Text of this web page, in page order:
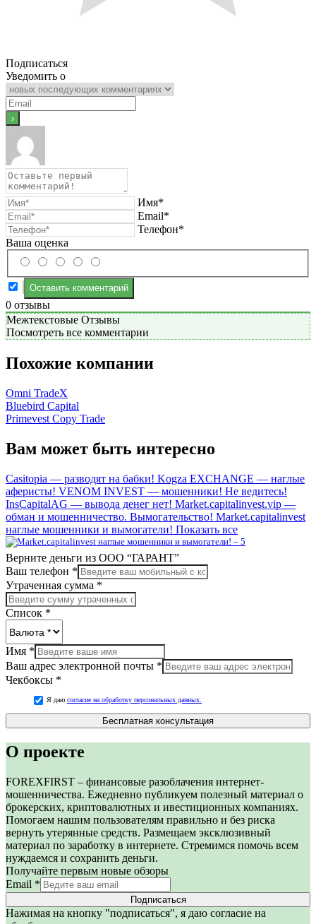
Подписаться
Уведомить о
Имя*
Email*
Телефон*
Ваша оценка
0 отзывы
Межтекстовые Отзывы
Посмотреть все комментарии
Похожие компании
Omni TradeX
Bluebird Capital
Primevest Copy Trade
Вам может быть интересно
Casitopia — разводят на бабки! Kogza EXCHANGE — наглые
аферисты! VENOM INVEST — мошенники! Не ведитесь!
InsCapitalAG — вывода денег нет! Market.capitalinvest.vip —
обман и мошенничество. Вымогательство! Market.capitalinvest
наглые мошенники и вымогатели! Показать все
Верните деньги из ООО “ГАРАНТ”
Ваш телефон *
Утраченная сумма *
Список *
Имя *
Ваш адрес электронной почты *
Чекбоксы *
Я даю согласие на обработку персональных данных.
Бесплатная консультация
О проекте
FOREXFIRST – финансовые разоблачения интернет-
мошенничества. Ежедневно публикуем полезный материал о
брокерских, криптовалютных и ивестиционных компаниях.
Помогаем нашим пользователям правильно и без риска
вернуть утерянные средств. Размещаем эксклюзивный
материал по заработку в интернете. Стремимся помочь всем
нуждаемся и сохранить деньги.
Получайте первым новые обзоры
Email *
Подписаться
Нажимая на кнопку "подписаться", я даю согласие на